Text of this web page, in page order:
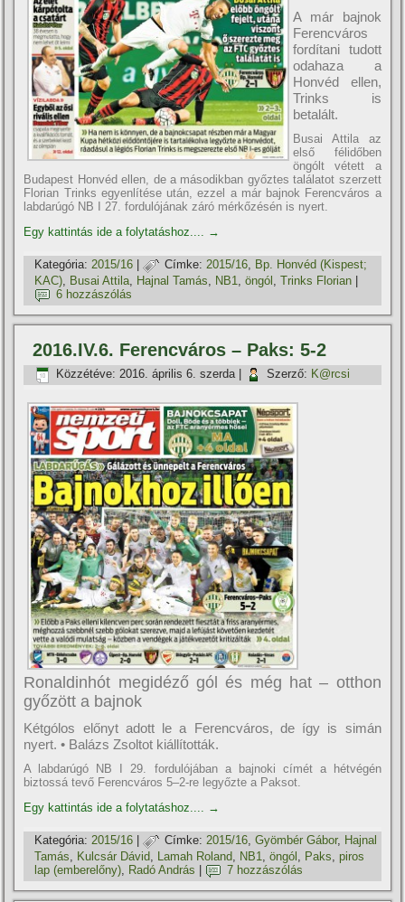
A már bajnok
Ferencváros
fordí­tani tudott
odahaza a
Honvéd ellen,
Trinks is
betalált.
Busai Attila az
első félidőben
öngólt vétett a
Budapest Honvéd ellen, de a másodikban győztes találatot szerzett
Florian Trinks egyenlí­tése után, ezzel a már bajnok Ferencváros a
labdarúgó NB I 27. fordulójának záró mérkőzésén is nyert.
Egy kattintás ide a folytatáshoz....
→
Kategória: 2015/16 | Címke: 2015/16, Bp. Honvéd (Kispest;
KAC)
Busai Attila Hajnal Tamás NB1 ,öngól ,Trinks Florian
6 hozzászólás
2016.IV.6. Ferencváros – Paks: 5-2
Közzétéve: 2016. április 6. szerda| Szerző: K@rcsi
Ronaldinhót megidéző gól és még hat – otthon
győzött a bajnok
Kétgólos előnyt adott le a Ferencváros, de í­gy is simán
nyert. • Balázs Zsoltot kiállí­tották.
A labdarúgó NB I 29. fordulójában a bajnoki cí­mét a hétvégén
biztossá tevő Ferencváros 5–2-re legyőzte a Paksot.
Egy kattintás ide a folytatáshoz....
→
Kategória: 2015/16 | Címke: 2015/16,Gyömbér Gábor, Hajnal
Tamás
Kulcsár Dávid Lamah Roland NB1 ,öngól Paks ,piros
lap (emberelőny), Radó András 7 hozzászólás